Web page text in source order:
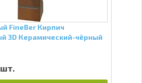
FineBer Кирпич
3D Керамический-чёрный